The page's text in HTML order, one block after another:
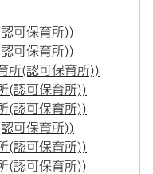
可保育所))
可保育所))
所(認可保育所))
(認可保育所))
(認可保育所))
可保育所))
(認可保育所))
(認可保育所))